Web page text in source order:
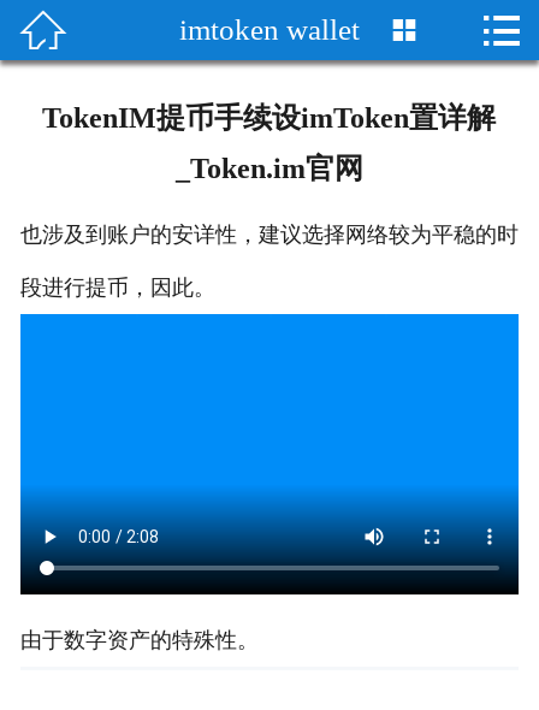
 首页
imtoken wallet
im质押
 imtoken wallet  
TokenIM提币手续设imToken置详解
_Token.im官网
也涉及到账户的安详性，建议选择网络较为平稳的时
段进行提币，因此。
由于数字资产的特殊性。